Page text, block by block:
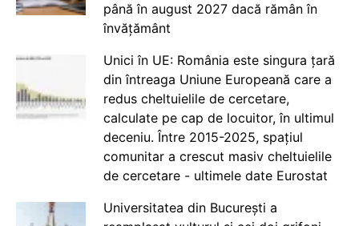
până în august 2027 dacă rămân în
învățământ
Unici în UE: România este singura țară
din întreaga Uniune Europeană care a
redus cheltuielile de cercetare,
calculate pe cap de locuitor, în ultimul
deceniu. Între 2015-2025, spațiul
comunitar a crescut masiv cheltuielile
de cercetare - ultimele date Eurostat
Universitatea din București a